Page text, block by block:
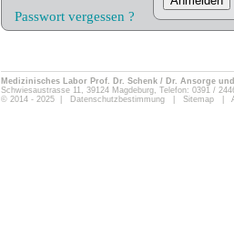
Passwort vergessen ?
Medizinisches Labor Prof. Dr. Schenk / Dr. Ansorge
Schwiesaustrasse 11, 39124 Magdeburg, Telefon: 0391 /
© 2014 - 2025 | Datenschutzbestimmung Sitemap